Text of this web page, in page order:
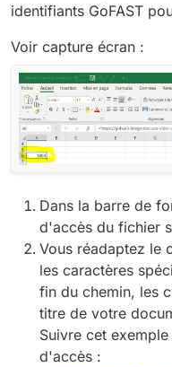
identifiants GoFAST
Voir capture écran :
Dans la barre de
d'accès du fichier
Vous réadaptez le
les caractères
fin du chemin, les
titre de votre
Suivre cet
d'accès :